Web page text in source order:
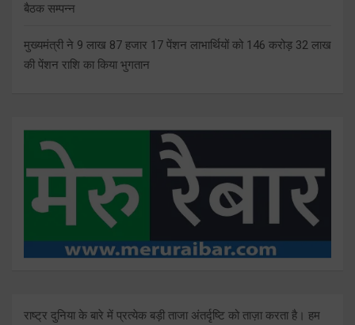
बैठक सम्पन्न
मुख्यमंत्री ने 9 लाख 87 हजार 17 पेंशन लाभार्थियों को 146 करोड़ 32 लाख
की पेंशन राशि का किया भुगतान
राष्ट्र दुनिया के बारे में प्रत्येक बड़ी ताजा अंतर्दृष्टि को ताज़ा करता है। हम